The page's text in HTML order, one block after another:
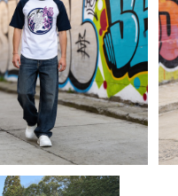
kanji Printstar
イト Tシャツ 半袖 T
ジナル デザイン アメ
ュアル バイク ツーリ
デ インナー トップス
ウェア カットソー 個性
重ね着 和風 soul ou
shipping 鯔
背
¥5,500